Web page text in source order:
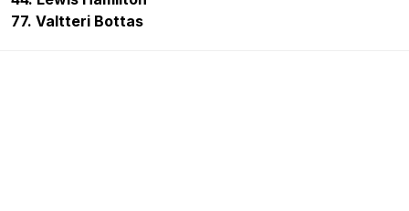
77. Valtteri Bottas